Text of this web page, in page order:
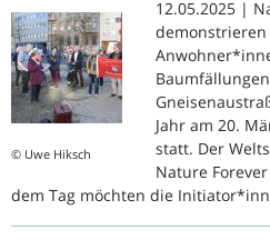
© Uwe Hiksch
12.05.2025 |
Jahr am 20.
statt. Der
Nature
dem Tag möchten die